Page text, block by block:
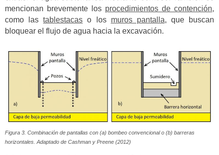
mencionan brevemente los procedimientos de contención,
como lastablestacas o los muros pantalla, que buscan
bloquear el flujo de agua hacia la excavación.
Figura 3. Combinación de pantallas con (a) bombeo convencional o (b) barreras
horizontales. Adaptado de Cashman y Preene (2012)